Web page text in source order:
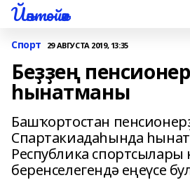
Йәнтөйәк
Спорт 29 АВГУСТА 2019, 13:35
Беҙҙең
һынатманы
Башҡортостан
Спартакиадаһында
Республика спортсылары
беренселегендә еңеүсе